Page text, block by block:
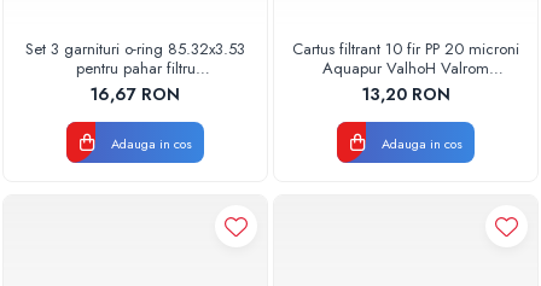
Set 3 garnituri o-ring 85.32x3.53
pentru pahar filtru
AQUA06030000000
16,67 RON
Adauga in cos
Cartus filtrant 10 fir PP 20 microni
Aquapur ValhoH Valrom
AQUA07000210020
13,20 RON
Adauga in cos